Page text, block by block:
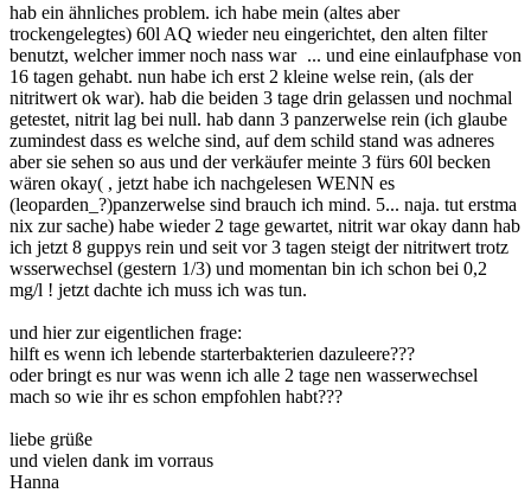
hab ein ähnliches problem. ich habe mein (altes aber
trockengelegtes) 60l AQ wieder neu eingerichtet, den alten filter
benutzt, welcher immer noch nass war ... und eine einlaufphase von
16 tagen gehabt. nun habe ich erst 2 kleine welse rein, (als der
nitritwert ok war). hab die beiden 3 tage drin gelassen und nochmal
getestet, nitrit lag bei null. hab dann 3 panzerwelse rein (ich glaube
zumindest dass es welche sind, auf dem schild stand was adneres
aber sie sehen so aus und der verkäufer meinte 3 fürs 60l becken
wären okay( , jetzt habe ich nachgelesen WENN es
(leoparden_?)panzerwelse sind brauch ich mind. 5... naja. tut erstma
nix zur sache) habe wieder 2 tage gewartet, nitrit war okay dann hab
ich jetzt 8 guppys rein und seit vor 3 tagen steigt der nitritwert trotz
wsserwechsel (gestern 1/3) und momentan bin ich schon bei 0,2
mg/l ! jetzt dachte ich muss ich was tun.
und hier zur eigentlichen frage:
hilft es wenn ich lebende starterbakterien dazuleere???
oder bringt es nur was wenn ich alle 2 tage nen wasserwechsel
mach so wie ihr es schon empfohlen habt???
liebe grüße
und vielen dank im vorraus
Hanna